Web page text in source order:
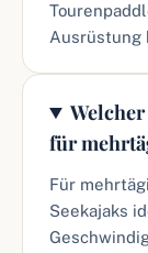
Ausrüstung
für
Für
Seekajaks